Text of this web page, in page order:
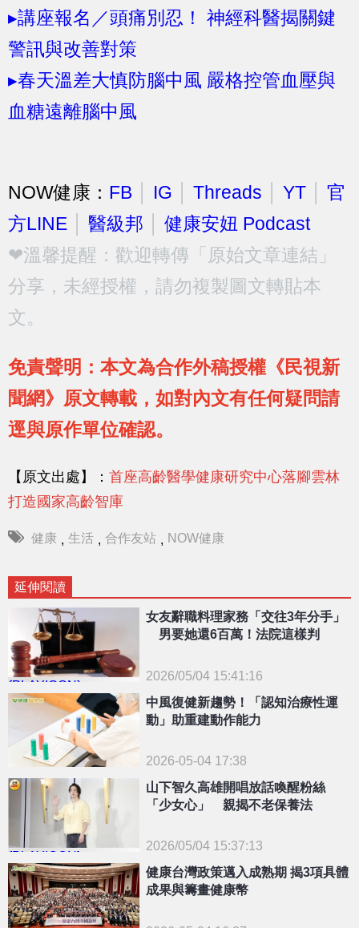
▸講座報名／頭痛別忍！ 神經科醫揭關鍵
警訊與改善對策
▸春天溫差大慎防腦中風 嚴格控管血壓與
血糖遠離腦中風
NOW健康： FB│ IG Threads YT│ 官
方LINE│ 醫級邦
健康安妞 Podcast
❤溫馨提醒：歡迎轉傳「原始文章連結」
分享，未經授權，請勿複製圖文轉貼本
文。
免責聲明：本文為合作外稿授權《民視新
聞網》原文轉載，如對內文有任何疑問請
逕與原作單位確認。
【原文出處】： 首座高齡醫學健康研究中心落腳雲林
打造國家高齡智庫
健康 , 生活 , 合作友站 , NOW健康
延伸閱讀
{PLAYICON}
女友辭職料理家務「交往3年分手」
男要她還6百萬！法院這樣判
2026/05/04 15:41:16
中風復健新趨勢！「認知治療性運
動」助重建動作能力
2026-05-04 17:38
{PLAYICON}
山下智久高雄開唱放話喚醒粉絲
「少女心」 親揭不老保養法
2026/05/04 15:37:13
健康台灣政策邁入成熟期 揭3項具體
成果與籌畫健康幣